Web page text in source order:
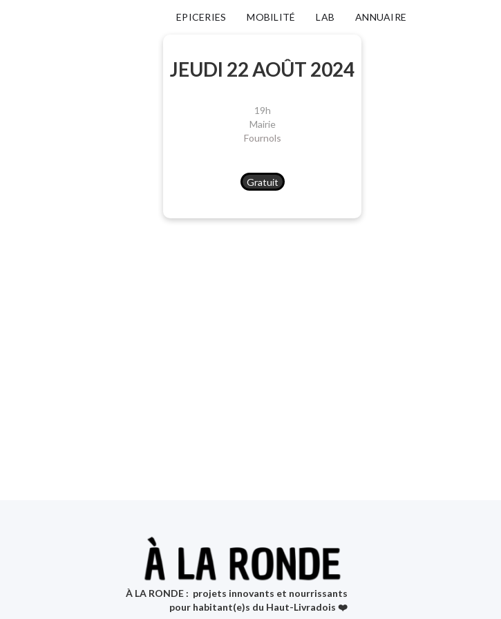
EPICERIES MOBILITÉ LAB ANNUAIRE
JEUDI 22 AOÛT 2024
19h
Mairie
Fournols
Gratuit
À LA RONDE : projets innovants et nourrissants
pour habitant(e)s du Haut-Livradois ❤️